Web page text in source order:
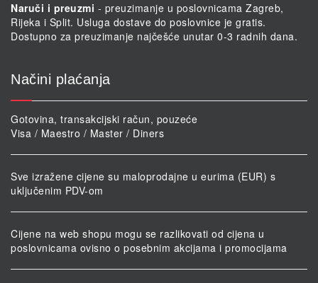
Naruči i preuzmi - preuzimanje u poslovnicama Zagreb,
Rijeka i Split. Usluga dostave do poslovnice je gratis.
Dostupno za preuzimanje najčešće unutar 0-3 radnih dana.
Načini plaćanja
Gotovina, transakcijski račun, pouzeće
Visa / Maestro / Master / Diners
Sve izražene cijene su maloprodajne u eurima (EUR) s
uključenim PDV-om
Cijene na web shopu mogu se razlikovati od cijena u
poslovnicama ovisno o posebnim akcijama i promocijama